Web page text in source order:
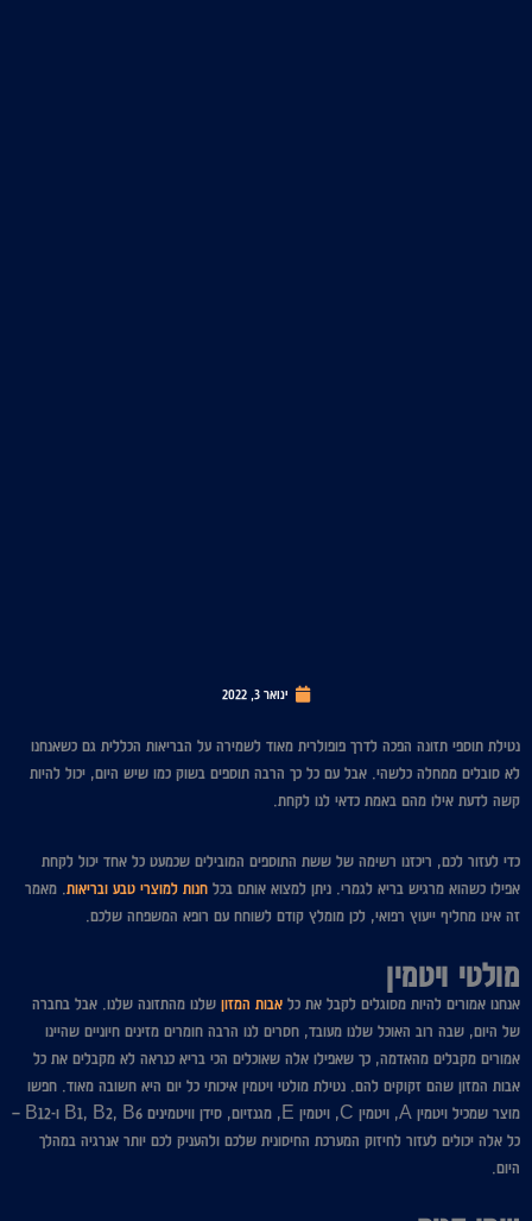
ינואר 3, 2022
נטילת תוספי תזונה הפכה לדרך פופולרית מאוד לשמירה על הבריאות הכללית גם כשאנחנו
לא סובלים ממחלה כלשהי. אבל עם כל כך הרבה תוספים בשוק כמו שיש היום, יכול להיות
קשה לדעת אילו מהם באמת כדאי לנו לקחת.
כדי לעזור לכם, ריכזנו רשימה של ששת התוספים המובילים שכמעט כל אחד יכול לקחת
אפילו כשהוא מרגיש בריא לגמרי. ניתן למצוא אותם בכל חנות למוצרי טבע ובריאות . מאמר
זה אינו מחליף ייעוץ רפואי, לכן מומלץ קודם לשוחח עם רופא המשפחה שלכם.
מולטי ויטמין
אנחנו אמורים להיות מסוגלים לקבל את כל אבות המזון שלנו מהתזונה שלנו. אבל בחברה
של היום, שבה רוב האוכל שלנו מעובד, חסרים לנו הרבה חומרים מזינים חיוניים שהיינו
אמורים מקבלים מהאדמה, כך שאפילו אלה שאוכלים הכי בריא כנראה לא מקבלים את כל
אבות המזון שהם זקוקים להם. נטילת מולטי ויטמין איכותי כל יום היא חשובה מאוד. חפשו
מוצר שמכיל ויטמין A, ויטמין C, ויטמין E, מגנזיום, סידן וויטמינים B1, B2, B6 ו-B12 –
כל אלה יכולים לעזור לחיזוק המערכת החיסונית שלכם ולהעניק לכם יותר אנרגיה במהלך
היום.